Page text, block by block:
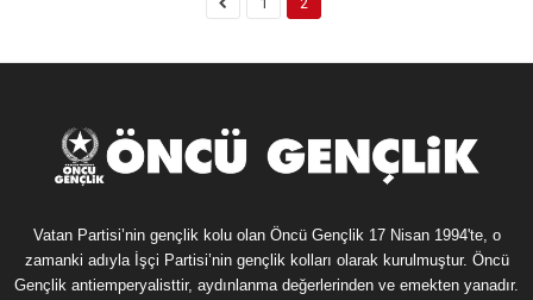
Vatan Partisi’nin gençlik kolu olan Öncü Gençlik 17 Nisan 1994'te, o
zamanki adıyla İşçi Partisi’nin gençlik kolları olarak kurulmuştur. Öncü
Gençlik antiemperyalisttir, aydınlanma değerlerinden ve emekten yanadır.